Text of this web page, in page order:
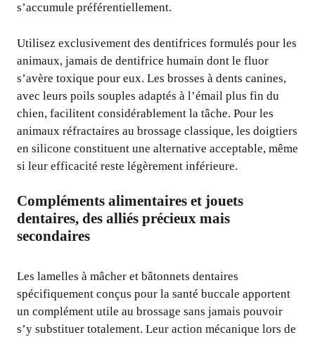
s’accumule préférentiellement.
Utilisez exclusivement des dentifrices formulés pour les
animaux, jamais de dentifrice humain dont le fluor
s’avère toxique pour eux. Les brosses à dents canines,
avec leurs poils souples adaptés à l’émail plus fin du
chien, facilitent considérablement la tâche. Pour les
animaux réfractaires au brossage classique, les doigtiers
en silicone constituent une alternative acceptable, même
si leur efficacité reste légèrement inférieure.
Compléments alimentaires et jouets
dentaires, des alliés précieux mais
secondaires
Les lamelles à mâcher et bâtonnets dentaires
spécifiquement conçus pour la santé buccale apportent
un complément utile au brossage sans jamais pouvoir
s’y substituer totalement. Leur action mécanique lors de